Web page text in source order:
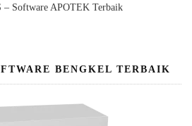
– Software APOTEK Terbaik
BENGKEL TERBAIK